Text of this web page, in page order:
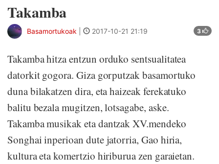
Takamba
3
Basamortukoak 2017-10-21 21:19
Takamba hitza entzun orduko sentsualitatea
datorkit gogora. Giza gorputzak basamortuko
duna bilakatzen dira, eta haizeak ferekatuko
balitu bezala mugitzen, lotsagabe, aske.
Takamba musikak eta dantzak XV.mendeko
Songhai inperioan dute jatorria, Gao hiria,
kultura eta komertzio hiriburua zen garaietan.